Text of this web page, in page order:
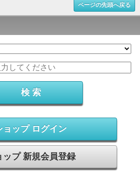
ページの先頭へ戻る
ョップ ログイン
ップ 新規会員登録